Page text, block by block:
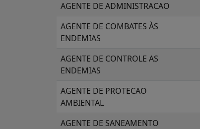
AGENTE DE ADMINISTRACAO
AGENTE DE COMBATES ÀS
ENDEMIAS
AGENTE DE CONTROLE AS
ENDEMIAS
AGENTE DE PROTECAO
AMBIENTAL
AGENTE DE SANEAMENTO